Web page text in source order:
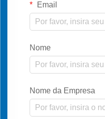
Email
Nome
Nome da Empresa